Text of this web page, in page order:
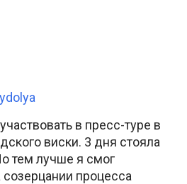
в пресс-туре в
виски. 3 дня стояла
тем лучше я смог
процесса